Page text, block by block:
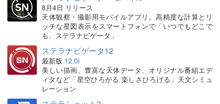
8月4日 リリース
天体観察・撮影用モバイルアプリ。高精度な計算とリ
ッチな星図表示をスマートフォンで「いつでもどこで
も、ステラナビゲータ」
ステラナビゲータ12
最新版 12.0i
美しい描画、豊富な天体データ、オリジナル番組エデ
ィタなど「星空ひろがる 楽しさひろげる」天文シミュ
レーション